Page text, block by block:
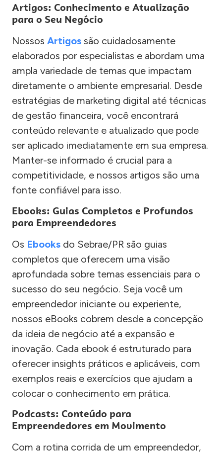
Artigos: Conhecimento e Atualização
para o Seu Negócio
Nossos Artigos são cuidadosamente
elaborados por especialistas e abordam uma
ampla variedade de temas que impactam
diretamente o ambiente empresarial. Desde
estratégias de marketing digital até técnicas
de gestão financeira, você encontrará
conteúdo relevante e atualizado que pode
ser aplicado imediatamente em sua empresa.
Manter-se informado é crucial para a
competitividade, e nossos artigos são uma
fonte confiável para isso.
Ebooks: Guias Completos e Profundos
para Empreendedores
Os Ebooks do Sebrae/PR são guias
completos que oferecem uma visão
aprofundada sobre temas essenciais para o
sucesso do seu negócio. Seja você um
empreendedor iniciante ou experiente,
nossos eBooks cobrem desde a concepção
da ideia de negócio até a expansão e
inovação. Cada ebook é estruturado para
oferecer insights práticos e aplicáveis, com
exemplos reais e exercícios que ajudam a
colocar o conhecimento em prática.
Podcasts: Conteúdo para
Empreendedores em Movimento
Com a rotina corrida de um empreendedor,